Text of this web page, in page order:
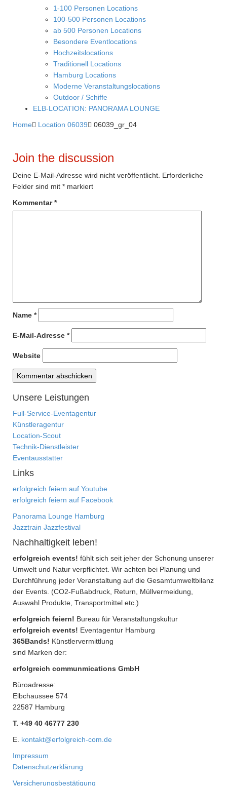
1-100 Personen Locations
100-500 Personen Locations
ab 500 Personen Locations
Besondere Eventlocations
Hochzeitslocations
Traditionell Locations
Hamburg Locations
Moderne Veranstaltungslocations
Outdoor / Schiffe
ELB-LOCATION: PANORAMA LOUNGE
Home Location 06039 06039_gr_04
Join the discussion
Deine E-Mail-Adresse wird nicht veröffentlicht. Erforderliche
Felder sind mit * markiert
Kommentar*
Name *
E-Mail-Adresse *
Website
Unsere Leistungen
Full-Service-Eventagentur
Künstleragentur
Location-Scout
Technik-Dienstleister
Eventausstatter
Links
erfolgreich feiern auf Youtube
erfolgreich feiern auf Facebook
Panorama Lounge Hamburg
Jazztrain Jazzfestival
Nachhaltigkeit leben!
erfolgreich events! fühlt sich seit jeher der Schonung unserer
Umwelt und Natur verpflichtet. Wir achten bei Planung und
Durchführung jeder Veranstaltung auf die Gesamtumweltbilanz
der Events. (CO2-Fußabdruck, Return, Müllvermeidung,
Auswahl Produkte, Transportmittel etc.)
erfolgreich feiern! Bureau für Veranstaltungskultur
erfolgreich events! Eventagentur Hamburg
365Bands! Künstlervermittlung
sind Marken der:
erfolgreich communmications GmbH
Büroadresse:
Elbchaussee 574
22587 Hamburg
T. +49 40 46777 230
E. kontakt@erfolgreich-com.de
Impressum
Datenschutzerklärung
Versicherungsbestätigung